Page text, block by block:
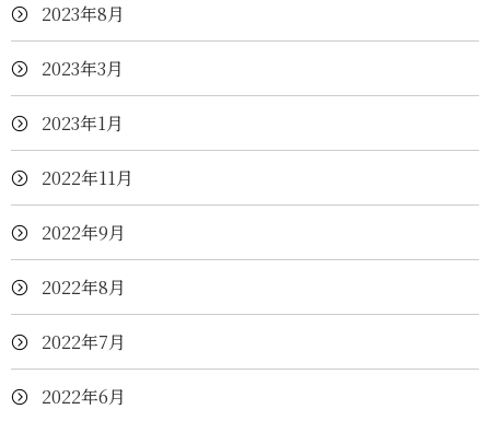
2023年8月
2023年3月
2023年1月
2022年11月
2022年9月
2022年8月
2022年7月
2022年6月